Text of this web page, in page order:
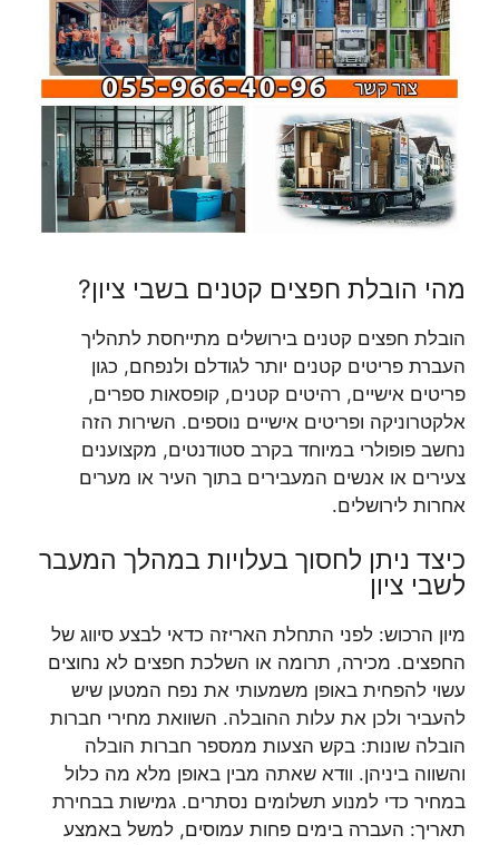
מהי הובלת חפצים קטנים בשבי ציון?
הובלת חפצים קטנים בירושלים מתייחסת לתהליך
העברת פריטים קטנים יותר לגודלם ולנפחם, כגון
פריטים אישיים, רהיטים קטנים, קופסאות ספרים,
אלקטרוניקה ופריטים אישיים נוספים. השירות הזה
נחשב פופולרי במיוחד בקרב סטודנטים, מקצוענים
צעירים או אנשים המעבירים בתוך העיר או מערים
אחרות לירושלים.
כיצד ניתן לחסוך בעלויות במהלך המעבר
לשבי ציון
מיון הרכוש: לפני התחלת האריזה כדאי לבצע סיווג של
החפצים. מכירה, תרומה או השלכת חפצים לא נחוצים
עשוי להפחית באופן משמעותי את נפח המטען שיש
להעביר ולכן את עלות ההובלה. השוואת מחירי חברות
הובלה שונות: בקש הצעות ממספר חברות הובלה
והשווה ביניהן. וודא שאתה מבין באופן מלא מה כלול
במחיר כדי למנוע תשלומים נסתרים. גמישות בבחירת
תאריך: העברה בימים פחות עמוסים, למשל באמצע